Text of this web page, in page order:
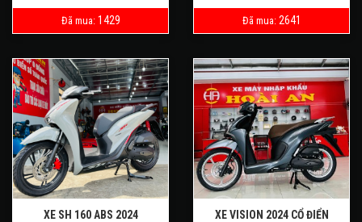
Đã mua: 1429 Đã mua: 2641
XE SH 160 ABS 2024 XE VISION 2024 CỔ ĐIỂN